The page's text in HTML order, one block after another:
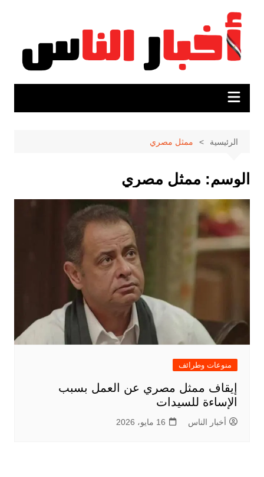
المحتوى
الرئيسية ممثل مصري
الوسم: ممثل مصري
منوعات وطرائف
إيقاف ممثل مصري عن العمل بسبب
الإساءة للسيدات
أخبار الناس 16 مايو، 2026